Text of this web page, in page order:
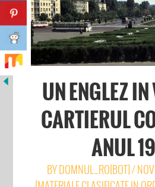
UN ENGLEZ
CARTIERUL
ANUL
BYDOMNUL_RO[BOT]/